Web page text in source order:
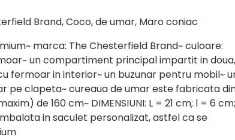
Brand, Coco, de umar, Maro coniac
marca: The Chesterfield Brand~ culoare:
un compartiment principal impartit in doua,
fermoar in interior~ un buzunar pentru mobil~
pe clapeta~ cureaua de umar este fabricata
de 160 cm~ DIMENSIUNI: L = 21 cm; l = 6
in saculet personalizat, astfel ca se